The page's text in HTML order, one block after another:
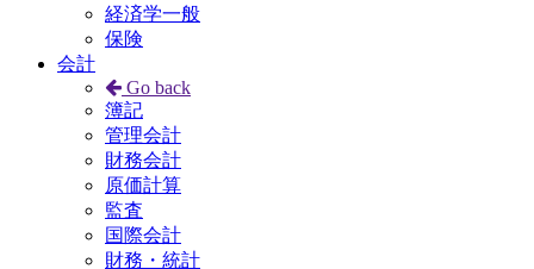
経済学一般
保険
会計
Go back
簿記
管理会計
財務会計
原価計算
監査
国際会計
財務・統計